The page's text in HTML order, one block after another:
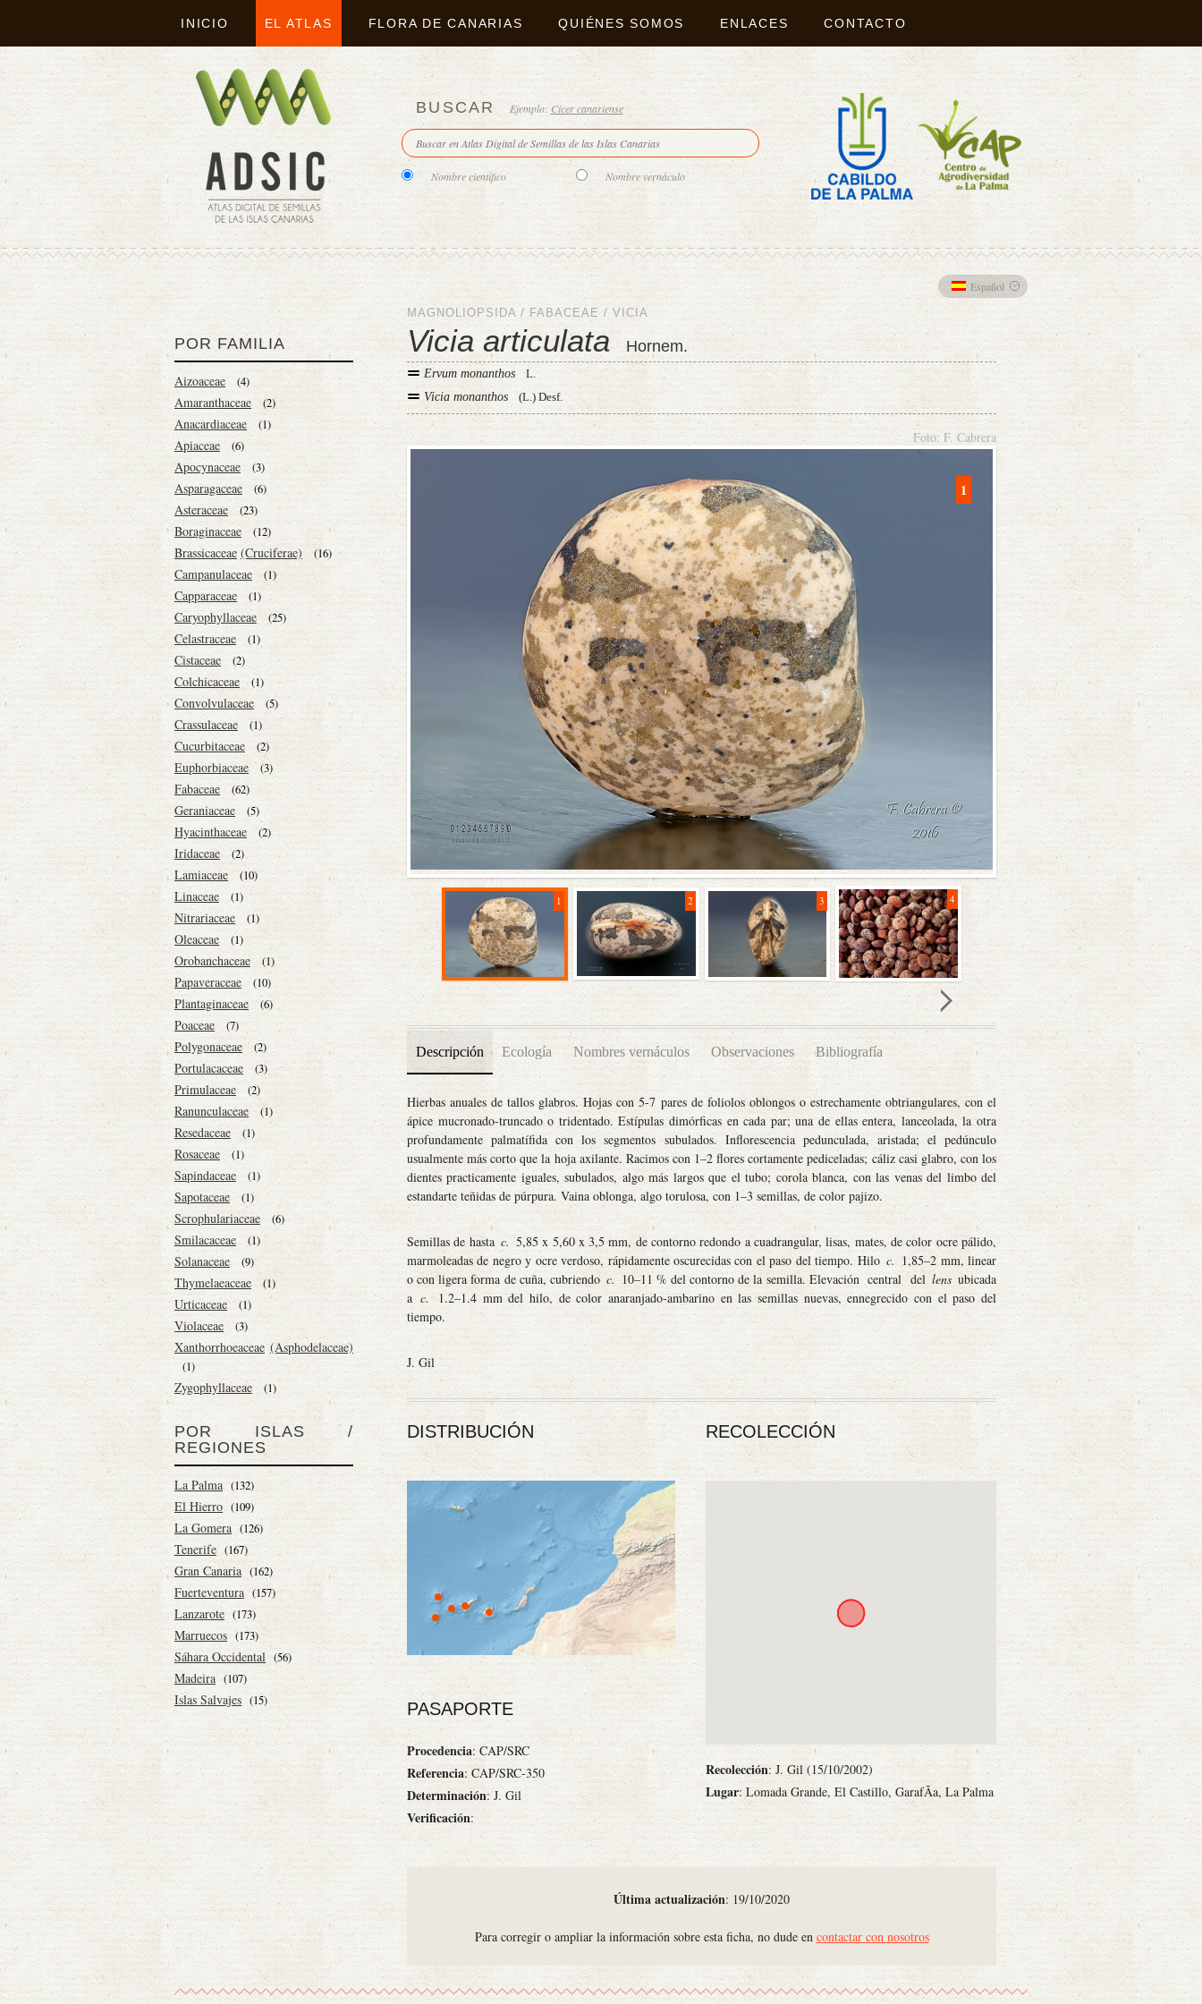
INICIO EL ATLAS FLORA DE CANARIAS QUIÉNES SOMOS ENLACES CONTACTO
BUSCAR Ejemplo: Cicer canariense
Nombre científico Nombre vernáculo
Español
POR FAMILIA
Aizoaceae (4)
Amaranthaceae (2)
Anacardiaceae (1)
Apiaceae (6)
Apocynaceae (3)
Asparagaceae (6)
Asteraceae (23)
Boraginaceae (12)
Brassicaceae (Cruciferae) (16)
Campanulaceae (1)
Capparaceae (1)
Caryophyllaceae (25)
Celastraceae (1)
Cistaceae (2)
Colchicaceae (1)
Convolvulaceae (5)
Crassulaceae (1)
Cucurbitaceae (2)
Euphorbiaceae (3)
Fabaceae (62)
Geraniaceae (5)
Hyacinthaceae (2)
Iridaceae (2)
Lamiaceae (10)
Linaceae (1)
Nitrariaceae (1)
Oleaceae (1)
Orobanchaceae (1)
Papaveraceae (10)
Plantaginaceae (6)
Poaceae (7)
Polygonaceae (2)
Portulacaceae (3)
Primulaceae (2)
Ranunculaceae (1)
Resedaceae (1)
Rosaceae (1)
Sapindaceae (1)
Sapotaceae (1)
Scrophulariaceae (6)
Smilacaceae (1)
Solanaceae (9)
Thymelaeaceae (1)
Urticaceae (1)
Violaceae (3)
Xanthorrhoeaceae (Asphodelaceae)
(1)
Zygophyllaceae (1)
POR ISLAS /
REGIONES
La Palma (132)
El Hierro (109)
La Gomera (126)
Tenerife (167)
Gran Canaria (162)
Fuerteventura (157)
Lanzarote (173)
Marruecos (173)
Sáhara Occidental (56)
Madeira (107)
Islas Salvajes (15)
MAGNOLIOPSIDA / FABACEAE / VICIA
Vicia articulata Hornem.
Ervum monanthos
L.
Vicia monanthos
(L.) Desf.
Foto: F. Cabrera
1
1 2 3 4 5
Descripción Ecología Nombres vernáculos Observaciones Bibliografía
Hierbas anuales de tallos glabros. Hojas con 5-7 pares de foliolos oblongos o estrechamente obtriangulares, con el
ápice mucronado-truncado o tridentado. Estípulas dimórficas en cada par; una de ellas entera, lanceolada, la otra
profundamente palmatífida con los segmentos subulados. Inflorescencia pedunculada, aristada; el pedúnculo
usualmente más corto que la hoja axilante. Racimos con 1–2 flores cortamente pediceladas; cáliz casi glabro, con los
dientes practicamente iguales, subulados, algo más largos que el tubo; corola blanca, con las venas del limbo del
estandarte teñidas de púrpura. Vaina oblonga, algo torulosa, con 1–3 semillas, de color pajizo.
Semillas de hasta c. 5,85 x 5,60 x 3,5 mm, de contorno redondo a cuadrangular, lisas, mates, de color ocre pálido,
marmoleadas de negro y ocre verdoso, rápidamente oscurecidas con el paso del tiempo. Hilo c. 1,85–2 mm, linear
o con ligera forma de cuña, cubriendo c. 10–11 % del contorno de la semilla. Elevación central del lens ubicada
ac. 1.2–1.4 mm del hilo, de color anaranjado-ambarino en las semillas nuevas, ennegrecido con el paso del
tiempo.
J. Gil
DISTRIBUCIÓN
PASAPORTE
Procedencia: CAP/SRC
Referencia: CAP/SRC-350
Determinación: J. Gil
Verificación:
RECOLECCIÓN
Recolección: J. Gil (15/10/2002)
Lugar: Lomada Grande, El Castillo, GarafÃ­a, La Palma
Última actualización: 19/10/2020
Para corregir o ampliar la información sobre esta ficha, no dude en contactar con nosotros